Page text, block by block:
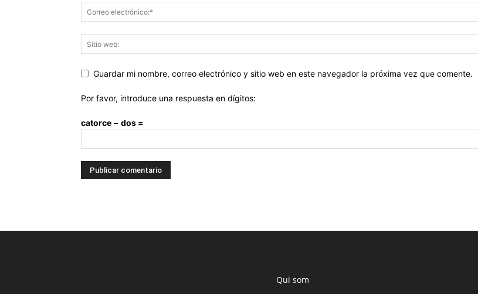
Guardar mi nombre, correo electrónico y sitio web en este navegador la próxima vez que comente.
Por favor, introduce una respuesta en dígitos:
catorce − dos =
Qui som